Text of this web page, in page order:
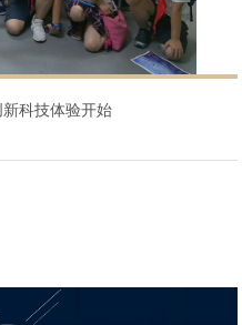
科技体验开始